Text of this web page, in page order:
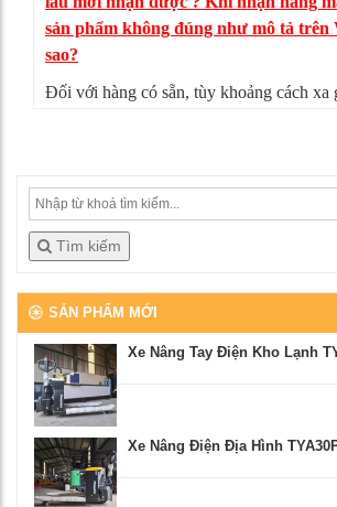
sản phẩm không đúng như mô tả trên
sao?
Đối với hàng có sẵn, tùy khoảng cách xa
Tìm kiếm
SẢN PHẨM MỚI
Xe Nâng Tay Điện Kho Lạnh
Xe Nâng Điện Địa Hình